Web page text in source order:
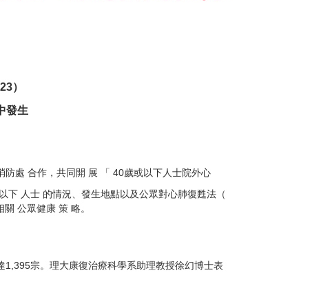
）
發生
處 合作，共同開 展 「 40歲或以下人士院外心
下 人士 的情況、發生地點以及公眾對心肺復甦法（
公眾健康 策 略。
宗。理大康復治療科學系助理教授徐幻博士表